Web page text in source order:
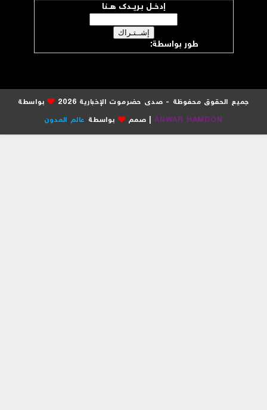
إدخــل بـريــدك هــنا
طور بواسطة:موقع صدى حضرموت
جميع الحقوق محفوظة - صدى حضرموت الإخبارية 2026
بواسطة
ANWAR HAMDON| صمم بواسطةعالم المدون